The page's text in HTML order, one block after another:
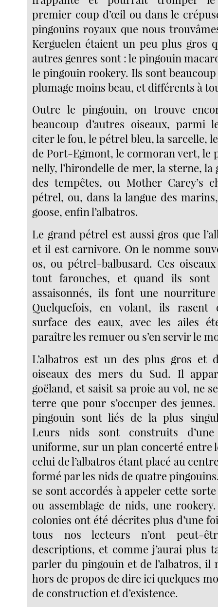
premier coup d’œil ou dans le
pingouins royaux que nous
Kerguelen étaient un peu plus gros
autres genres sont : le pingouin
le pingouin rookery. Ils sont
plumage moins beau, et différents à
Outre le pingouin, on trouve
beaucoup d’autres oiseaux, parmi
citer le fou, le pétrel bleu, la sarcelle,
de Port-Egmont, le cormoran vert, le
nelly, l’hirondelle de mer, la sterne,
des tempêtes, ou Mother Carey’s
pétrel, ou, dans la langue des
goose, enfin l’albatros.
Le grand pétrel est aussi gros que
et il est carnivore. On le nomme
os, ou pétrel-balbusard. Ces
tout farouches, et quand ils sont
assaisonnés, ils font une nourriture
Quelquefois, en volant, ils
surface des eaux, avec les ailes
paraître les remuer ou s’en servir le
L’albatros est un des plus gros et
oiseaux des mers du Sud. Il
goëland, et saisit sa proie au vol, ne
terre que pour s’occuper des
pingouin sont liés de la plus
Leurs nids sont construits
uniforme, sur un plan concerté entre
celui de l’albatros étant placé au
formé par les nids de quatre
se sont accordés à appeler cette sorte
ou assemblage de nids, une
colonies ont été décrites plus d’une
tous nos lecteurs n’ont peut-
descriptions, et comme j’aurai plus
parler du pingouin et de l’albatros, il
hors de propos de dire ici quelques
de construction et d’existence.